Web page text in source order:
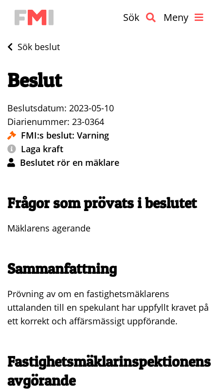
Sök Meny
Sök beslut
Beslut
Beslutsdatum: 2023-05-10
Diarienummer: 23-0364
FMI:s beslut: Varning
Laga kraft
Beslutet rör en mäklare
Frågor som prövats i beslutet
Mäklarens agerande
Sammanfattning
Prövning av om en fastighetsmäklarens
uttalanden till en spekulant har uppfyllt kravet på
ett korrekt och affärsmässigt uppförande.
Fastighetsmäklarinspektionens
avgörande